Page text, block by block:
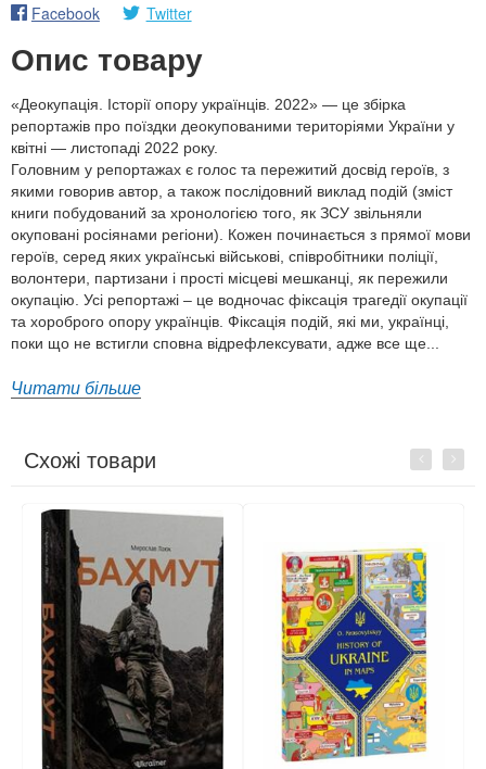
Facebook Twitter
Опис товару
«Деокупація. Історії опору українців. 2022» — це збірка
репортажів про поїздки деокупованими територіями України у
квітні — листопаді 2022 року.
Головним у репортажах є голос та пережитий досвід героїв, з
якими говорив автор, а також послідовний виклад подій (зміст
книги побудований за хронологією того, як ЗСУ звільняли
окуповані росіянами регіони). Кожен починається з прямої мови
героїв, серед яких українські військові, співробітники поліції,
волонтери, партизани і прості місцеві мешканці, як пережили
окупацію. Усі репортажі – це водночас фіксація трагедії окупації
та хороброго опору українців. Фіксація подій, які ми, українці,
поки що не встигли сповна відрефлексувати, адже все ще...
Читати більше
Схожі товари Previous
Next